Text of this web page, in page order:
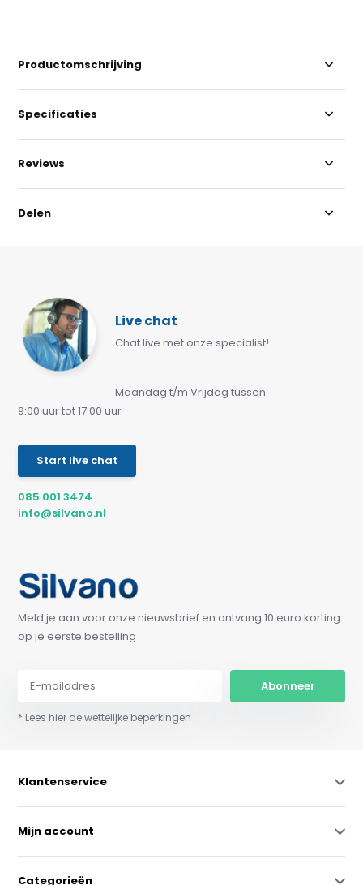
Productomschrijving
Specificaties
Reviews
Delen
Live chat
Chat live met onze specialist!
Maandag t/m Vrijdag tussen:
9:00 uur tot 17:00 uur
Start live chat
085 001 3474
info@silvano.nl
Meld je aan voor onze nieuwsbrief en ontvang 10 euro korting
op je eerste bestelling
Abonneer
* Lees hier de wettelijke beperkingen
Klantenservice
Mijn account
Categorieën